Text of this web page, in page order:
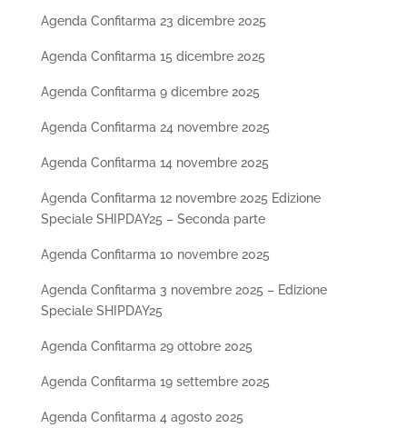
Agenda Confitarma 23 dicembre 2025
Agenda Confitarma 15 dicembre 2025
Agenda Confitarma 9 dicembre 2025
Agenda Confitarma 24 novembre 2025
Agenda Confitarma 14 novembre 2025
Agenda Confitarma 12 novembre 2025 Edizione
Speciale SHIPDAY25 – Seconda parte
Agenda Confitarma 10 novembre 2025
Agenda Confitarma 3 novembre 2025 – Edizione
Speciale SHIPDAY25
Agenda Confitarma 29 ottobre 2025
Agenda Confitarma 19 settembre 2025
Agenda Confitarma 4 agosto 2025